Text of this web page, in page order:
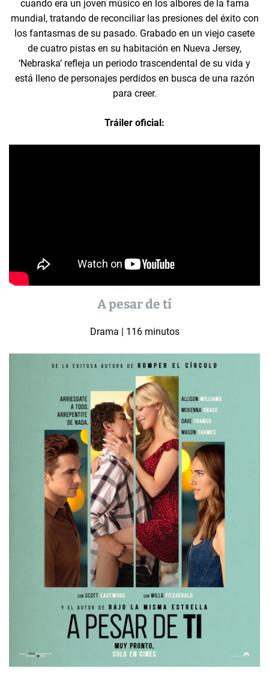
cuando era un joven músico en los albores de la fama
mundial, tratando de reconciliar las presiones del éxito con
los fantasmas de su pasado. Grabado en un viejo casete
de cuatro pistas en su habitación en Nueva Jersey,
‘Nebraska’ refleja un periodo trascendental de su vida y
está lleno de personajes perdidos en busca de una razón
para creer.
Tráiler oficial:
A pesar de tí
Drama | 116 minutos